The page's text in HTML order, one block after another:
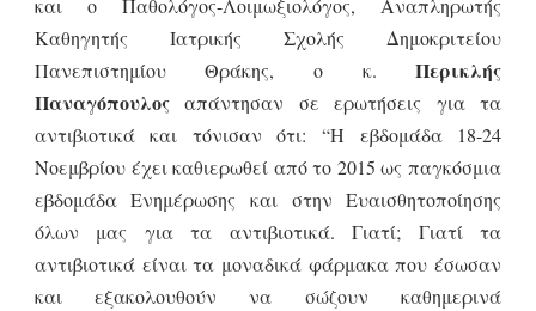
και ο Παθολόγος-Λοιμωξιολόγος, Αναπληρωτής
Καθηγητής Ιατρικής Σχολής Δημοκριτείου
Πανεπιστημίου Θράκης, ο κ.Περικλής
Παναγόπουλοςαπάντησαν σε ερωτήσεις για τα
αντιβιοτικά και τόνισαν ότι: “Η εβδομάδα 18-24
Νοεμβρίου έχει καθιερωθεί από το 2015 ως παγκόσμια
εβδομάδα Ενημέρωσης και στην Ευαισθητοποίησης
όλων μας για τα αντιβιοτικά. Γιατί; Γιατί τα
αντιβιοτικά είναι τα μοναδικά φάρμακα που έσωσαν
και εξακολουθούν να σώζουν καθημερινά